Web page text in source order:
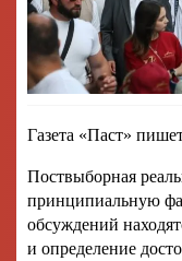
Газета «Паст»
Поствыборная
принципиальную
обсуждений
и определение